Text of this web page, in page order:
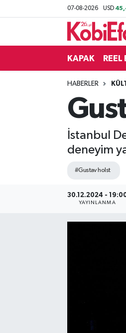
07-08-2026 USD
KAPAK
HABERLER
İstanbul
deneyim
#Gustav holst
30.12.2024 -
YAYINLANMA
BİLİŞİM PANO